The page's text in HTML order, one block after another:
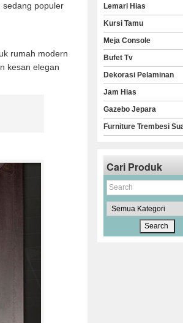
sedang populer
rumah modern
kesan elegan
Lemari Hias
Kursi Tamu
Meja Console
Bufet Tv
Dekorasi Pelaminan
Jam Hias
Gazebo Jepara
Furniture Trembesi
Cari Produk